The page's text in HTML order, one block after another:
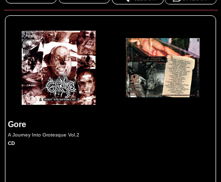
Gore
A Journey Into Grotesque Vol.2
CD